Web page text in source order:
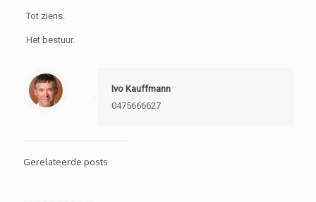
Tot ziens.
Het bestuur.
Ivo Kauffmann
0475666627
Gerelateerde posts